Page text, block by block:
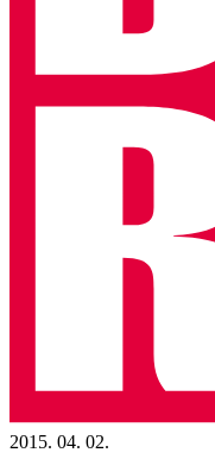
2015. 04. 02.